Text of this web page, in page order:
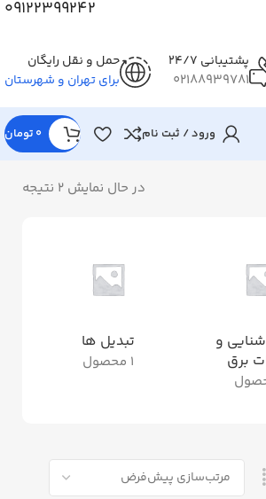
09122399242
پشتیبانی 24/7
02188939781
حمل و نقل رایگان
برای تهران و شهرستان
ورود / ثبت نام 0 تومان
در حال نمایش 2 نتیجه
و
برق
تبدیل ها
1 محصول